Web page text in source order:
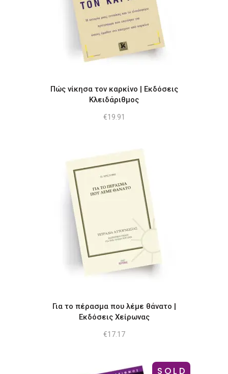
Πώς νίκησα τον καρκίνο | Εκδόσεις
Κλειδάριθμος
€19.91
Για το πέρασμα που λέμε θάνατο |
Εκδόσεις Χείρωνας
€17.17
SOLD